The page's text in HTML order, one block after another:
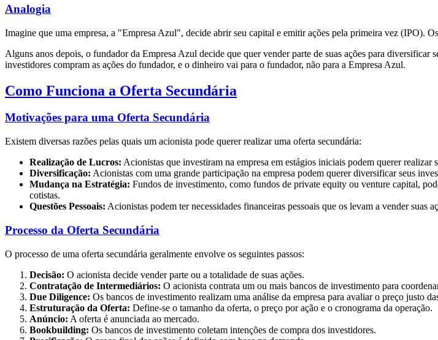
Analogia
Imagine que uma empresa, a "Empresa Azul", decide abrir seu capital e emitir ações pela primeira vez (IPO).
Alguns anos depois, o fundador da Empresa Azul decide que quer vender parte de suas ações para diversificar
investidores compram as ações do fundador, e o dinheiro vai para o fundador, não para a Empresa Azul.
Como Funciona a Oferta Secundária
Motivações para uma Oferta Secundária
Existem diversas razões pelas quais um acionista pode querer realizar uma oferta secundária:
Realização de Lucros: Acionistas que investiram na empresa em estágios iniciais podem querer realizar
Diversificação: Acionistas com uma grande participação na empresa podem querer diversificar seus
Mudança na Estratégia: Fundos de investimento, como fundos de private equity ou venture capital,
cotistas.
Questões Pessoais: Acionistas podem ter necessidades financeiras pessoais que os levam a vender suas
Processo da Oferta Secundária
O processo de uma oferta secundária geralmente envolve os seguintes passos:
Decisão: O acionista decide vender parte ou a totalidade de suas ações.
Contratação de Intermediários: O acionista contrata um ou mais bancos de investimento para
Due Diligence: Os bancos de investimento realizam uma análise da empresa para avaliar o preço justo
Estruturação da Oferta: Define-se o tamanho da oferta, o preço por ação e o cronograma da operação.
Anúncio: A oferta é anunciada ao mercado.
Bookbuilding: Os bancos de investimento coletam intenções de compra dos investidores.